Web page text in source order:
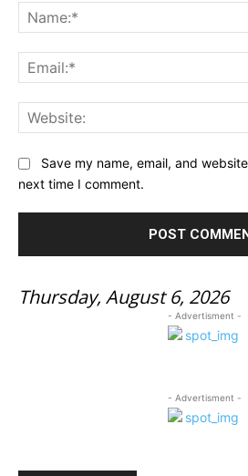
Save my name, email, and
next time I comment.
Thursday, August 6, 2026
- Advertisment -
- Advertisment -